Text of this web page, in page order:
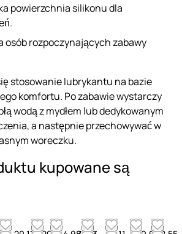
powierzchnia silikonu dla
osób rozpoczynających zabawy
stosowanie lubrykantu na bazie
komfortu. Po zabawie wystarczy
wodą z mydłem lub dedykowanym
a następnie przechowywać w
woreczku.
kupowane są